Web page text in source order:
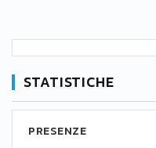
STATISTICHE
PRESENZE